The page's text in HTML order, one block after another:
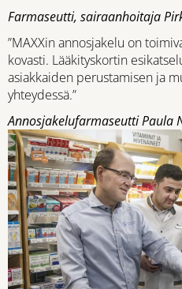
Farmaseutti, sairaanhoitaja
”MAXXin annosjakelu on
kovasti. Lääkityskortin
asiakkaiden perustamisen ja
yhteydessä.”
Annosjakelufarmaseutti Paula